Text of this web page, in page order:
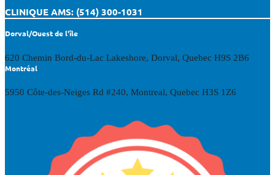
CLINIQUE AMS: (514) 300-1031
Dorval/Ouest de l'île
620 Chemin Bord-du-Lac Lakeshore, Dorval, Quebec H9S 2B6
Montréal
5950 Côte-des-Neiges Rd #240, Montreal, Quebec H3S 1Z6